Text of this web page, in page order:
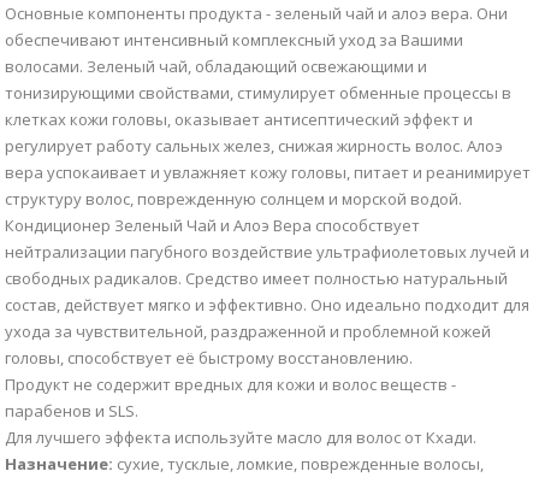
Основные компоненты продукта - зеленый чай и алоэ вера. Они
обеспечивают интенсивный комплексный уход за Вашими
волосами. Зеленый чай, обладающий освежающими и
тонизирующими свойствами, стимулирует обменные процессы в
клетках кожи головы, оказывает антисептический эффект и
регулирует работу сальных желез, снижая жирность волос. Алоэ
вера успокаивает и увлажняет кожу головы, питает и реанимирует
структуру волос, поврежденную солнцем и морской водой.
Кондиционер Зеленый Чай и Алоэ Вера способствует
нейтрализации пагубного воздействие ультрафиолетовых лучей и
свободных радикалов. Средство имеет полностью натуральный
состав, действует мягко и эффективно. Оно идеально подходит для
ухода за чувствительной, раздраженной и проблемной кожей
головы, способствует её быстрому восстановлению.
Продукт не содержит вредных для кожи и волос веществ -
парабенов и SLS.
Для лучшего эффекта используйте масло для волос от Кхади.
Назначение: сухие, тусклые, ломкие, поврежденные волосы,